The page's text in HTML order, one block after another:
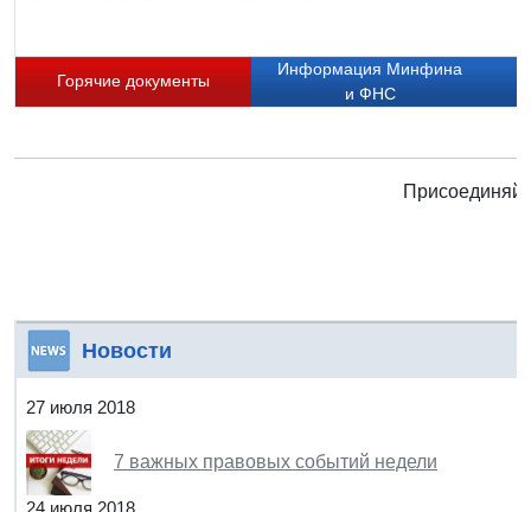
Горячие документы
Информация Минфина
и ФНС
Новости
27 июля 2018
7 важных правовых событий недели
24 июля 2018